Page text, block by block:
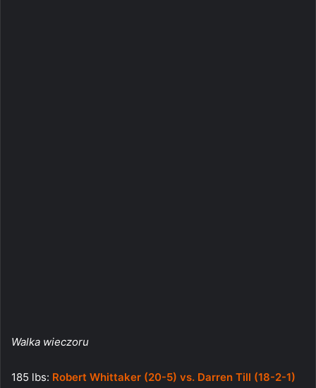
Walka wieczoru
185 lbs: Robert Whittaker (20-5) vs. Darren Till (18-2-1)